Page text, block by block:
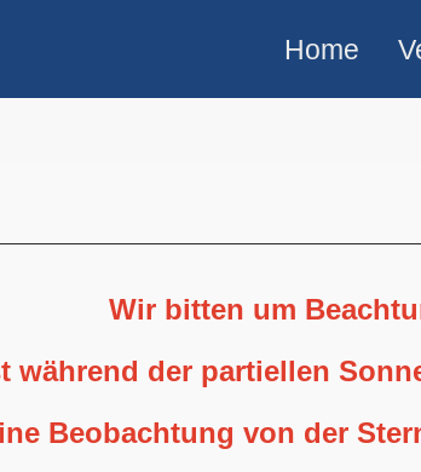
Home
Wir bitten um
während der partiellen
Beobachtung von der